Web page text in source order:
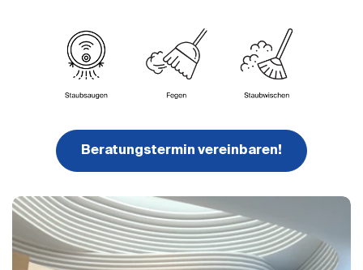
Beratungstermin vereinbaren!